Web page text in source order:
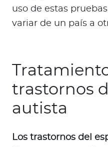
uso de estas
variar de un país a
trastornos
autista
Los trastornos del